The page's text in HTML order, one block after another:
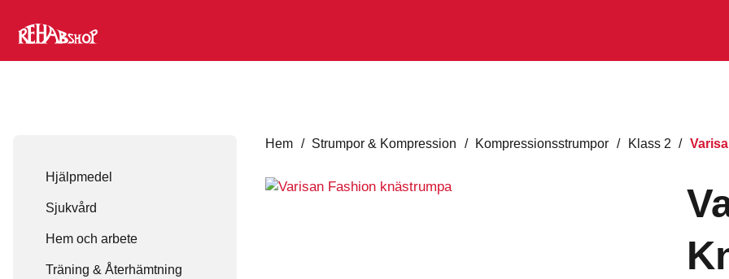
Hjälpmedel
Sjukvård
Hem och arbete
Träning & Återhämtning
Hem / Strumpor & Kompression / Kompressionsstrumpor / Klass 2 /